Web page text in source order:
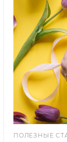
ПОЛЕЗНЫЕ